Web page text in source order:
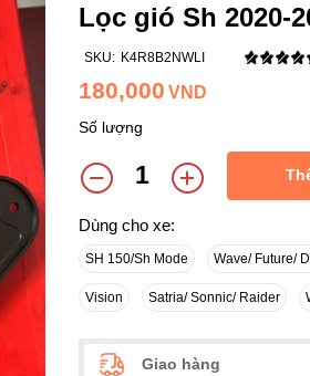
Lọc gió Sh 2020-
SKU: K4R8B2NWLI
180,000 VND
Số lượng
Dùng cho xe:
SH 150/Sh Mode Wave/ Future/
Vision Satria/ Sonnic/ Raider
Giao hàng